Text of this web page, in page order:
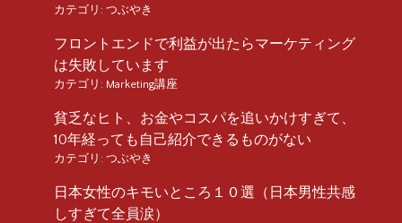
カテゴリ: つぶやき
フロントエンドで利益が出たらマーケティング
は失敗しています
カテゴリ: Marketing講座
貧乏なヒト、お金やコスパを追いかけすぎて、
10年経っても自己紹介できるものがない
カテゴリ: つぶやき
日本女性のキモいところ１０選（日本男性共感
しすぎて全員涙）